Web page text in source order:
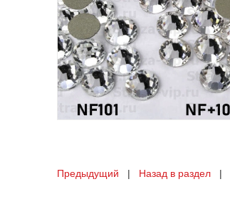
Предыдущий | Назад в раздел|